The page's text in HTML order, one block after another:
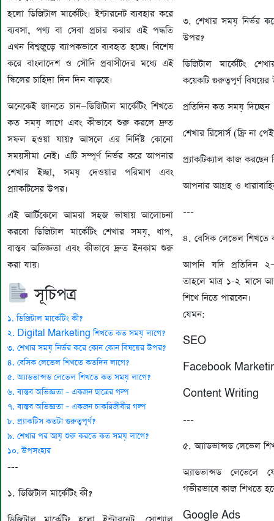
হলো ডিজিটাল মার্কেটিং। ইন্টারনেট ব্যবহার করে
ব্যবসা, পণ্য বা সেবা প্রচার করার এই পদ্ধতি
এখন বিশ্বজুড়ে ব্যাপকভাবে ব্যবহৃত হচ্ছে। বিশেষ
করে বাংলাদেশ ও সৌদি প্রবাসীদের মধ্যে এই
স্কিলের চাহিদা দিন দিন বাড়ছে।
অনেকেই জানতে চান—ডিজিটাল মার্কেটিং শিখতে
কত সময় লাগে এবং কীভাবে শুরু করলে দ্রুত
সফল হওয়া যায়? আসলে এর নির্দিষ্ট কোনো
সময়সীমা নেই। এটি সম্পূর্ণ নির্ভর করে আপনার
শেখার ইচ্ছা, সময় দেওয়ার পরিমাণ এবং
প্র্যাকটিসের উপর।
এই আর্টিকেলে আমরা সহজ ভাষায় আলোচনা
করবো ডিজিটাল মার্কেটিং শেখার সময়, ধাপ,
বাস্তব অভিজ্ঞতা এবং কীভাবে দ্রুত ইনকাম শুরু
করা যায়।
সূচিপত্র
১. ডিজিটাল মার্কেটিং কী?
২. Digital Marketing শিখতে কত সময় লাগে?
৩. শেখার সময় নির্ভর করে কোন কোন বিষয়ের উপর?
৪. বেসিক লেভেল শিখতে কতদিন লাগে?
৫. অ্যাডভান্সড লেভেল শিখতে কত সময় লাগে?
৬. বাস্তব অভিজ্ঞতা – একজন ছাত্রের গল্প
৭. বাস্তব অভিজ্ঞতা – একজন চাকরিজীবীর গল্প
৮. প্র্যাকটিস কতটা গুরুত্বপূর্ণ?
৯. শেখার পর আয় শুরু করতে কত সময় লাগে?
১০. উপসংহার
---
১. ডিজিটাল মার্কেটিং কী?
৩. শেখার সময় নির্ভর
উপর?
ডিজিটাল মার্কেটিং
কয়েকটি গুরুত্বপূর্ণ
প্রতিদিন কত সময় দিচ্ছেন
শেখার রিসোর্স (ফ্রি না
প্র্যাকটিক্যাল কাজ করছেন
আপনার আগ্রহ ও
---
৪. বেসিক লেভেল শিখতে
আপনি যদি প্রতিদিন
তাহলে মাত্র ১-২ মাসে
শিখে নিতে পারবেন।
যেমন:
SEO
Facebook
Content Writing
---
৫. অ্যাডভান্সড লেভেল
অ্যাডভান্সড লেভেলে
গভীরভাবে কাজ শিখতে
Google Ads